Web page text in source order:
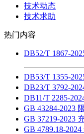
技术动态
技术求助
热门内容
DB52/T 1867-
DB53/T 1355-
DB23/T 3792-
DB11/T 2285-
GB 43284-2023
GB 37219-2023
GB 4789.18-